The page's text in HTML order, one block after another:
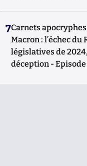
7Carnets
Macron : l’échec du
législatives de
déception - Episode